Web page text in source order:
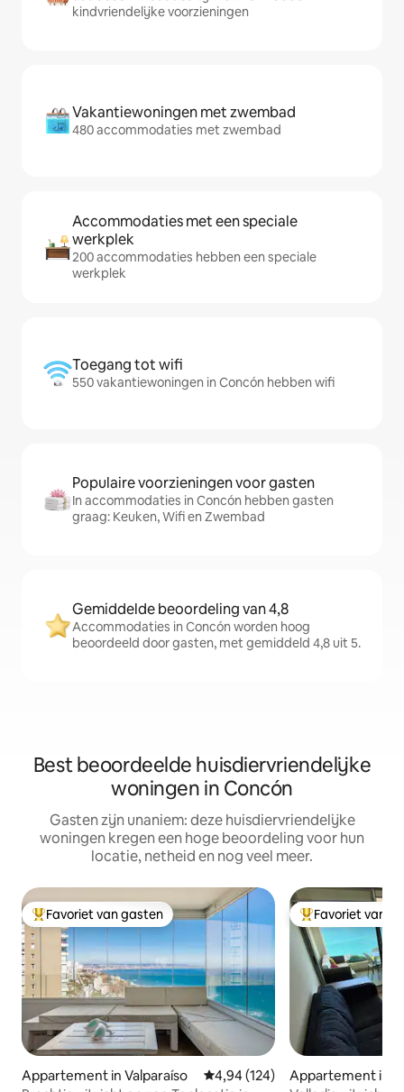
kindvriendelijke voorzieningen
Vakantiewoningen met zwembad
480 accommodaties met zwembad
Accommodaties met een speciale
werkplek
200 accommodaties hebben een speciale
werkplek
Toegang tot wifi
550 vakantiewoningen in Concón hebben wifi
Populaire voorzieningen voor gasten
In accommodaties in Concón hebben gasten
graag: Keuken, Wifi en Zwembad
Gemiddelde beoordeling van 4,8
Accommodaties in Concón worden hoog
beoordeeld door gasten, met gemiddeld 4,8 uit 5.
Best beoordeelde huisdiervriendelijke
woningen in Concón
Gasten zijn unaniem: deze huisdiervriendelijke
woningen kregen een hoge beoordeling voor hun
locatie, netheid en nog veel meer.
Topfavoriet van gasten
Favoriet van gasten
Appartement in Valparaíso Gemiddelde beoordeling van
4,94 (124)
Topfavoriet van
Favoriet van
Appartement in